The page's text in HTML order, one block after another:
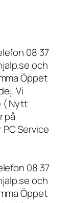
08 37
och
Öppet
Vi
( Nytt
på
PC Service
08 37
och
Öppet